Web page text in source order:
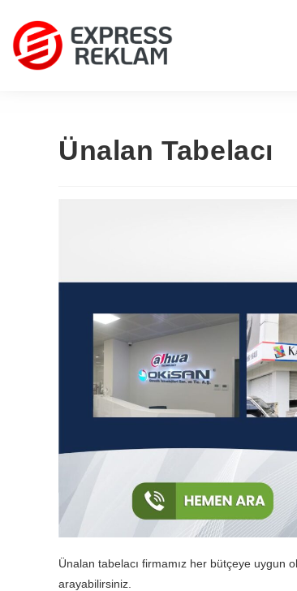
Ünalan Tabelacı
Ünalan tabelacı firmamız her bütçeye uygun
arayabilirsiniz.